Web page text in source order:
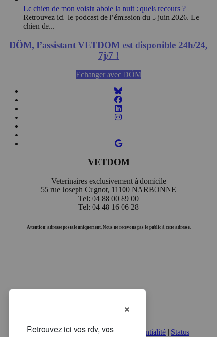
Le chien de mon voisin aboie la nuit : quels recours ?
Retrouvez ici le podcast de l’émission du 3 juin 2026. Le
chien de...
DÖM, l’assistant VETDOM est disponible 24h/24,
7j/7 !
Echanger avec DÖM
VETDOM
Veterinaires exclusivement à domicile
55 rue Joseph Cugnot, 11100 NARBONNE
Tel: 04 88 00 89 00
Tel: 04 48 16 06 28
Attention: adresse postale uniquement. Nous ne recevons pas le public à cette adresse.
Mentions légales|Politique de confidentialité | Status
×